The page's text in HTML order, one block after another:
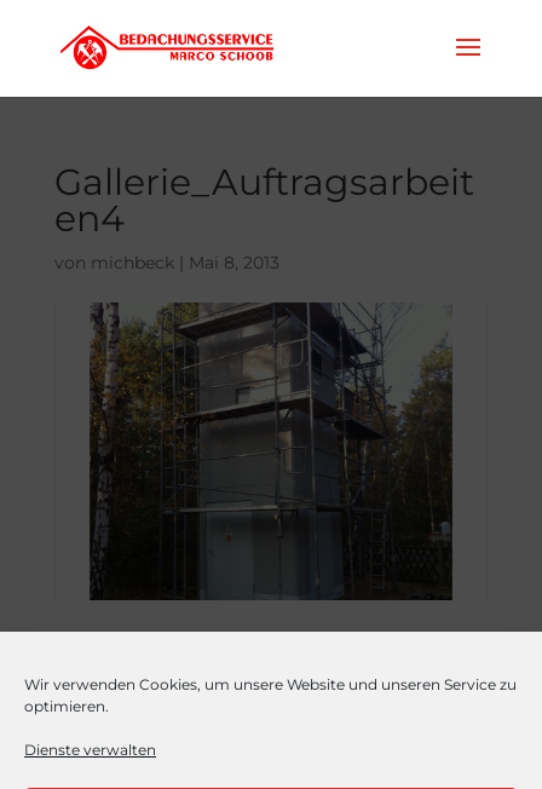
Wir verwenden Cookies, um unsere Website und unseren Service zu
optimieren.
Dienste verwalten
Gallerie_Auftragsarbeit
en4
von michbeck| Mai 8, 2013